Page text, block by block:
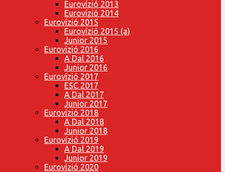
Eurovízió 2013
Eurovízió 2014
Eurovízió 2015
Eurovízió 2015 (a)
Junior 2015
Eurovízió 2016
A Dal 2016
Junior 2016
Eurovízió 2017
ESC 2017
A Dal 2017
Junior 2017
Eurovízió 2018
A Dal 2018
Junior 2018
Eurovízió 2019
A Dal 2019
Junior 2019
Eurovízió 2020